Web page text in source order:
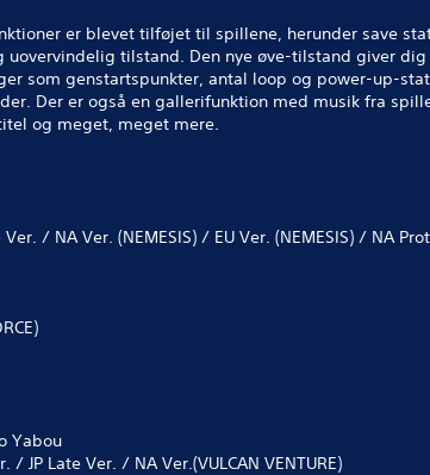
er blevet tilføjet til spillene, herunder save
tilstand. Den nye øve-tilstand giver
som genstartspunkter, antal loop og power-up-
Der er også en gallerifunktion med musik fra
og meget, meget mere.
/ NA Ver. (NEMESIS) / EU Ver. (NEMESIS) / NA
Yabou
/ JP Late Ver. / NA Ver.(VULCAN VENTURE)